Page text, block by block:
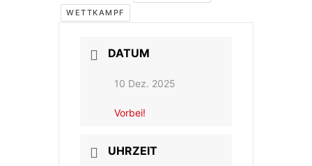
WETTKAMPF
DATUM
10 Dez. 2025
Vorbei!
UHRZEIT